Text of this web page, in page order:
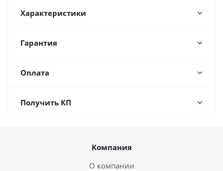
Характеристики
Гарантия
Оплата
Получить КП
Компания
О компании